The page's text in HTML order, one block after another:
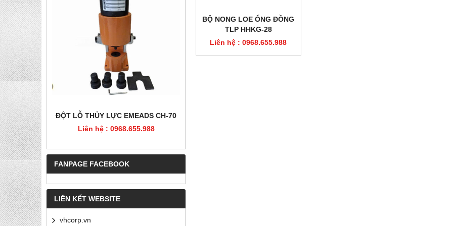
PET
ĐỘT LỖ THỦY LỰC EMEADS CH-70
Liên hệ : 0968.655.988
FANPAGE FACEBOOK
LIÊN KẾT WEBSITE
vhcorp.vn
BỘ NONG LOE ỐNG ĐỒNG
TLP HHKG-28
Liên hệ : 0968.655.988